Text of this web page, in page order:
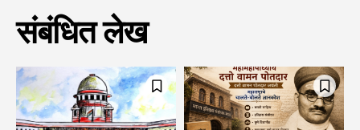
संबंधित लेख